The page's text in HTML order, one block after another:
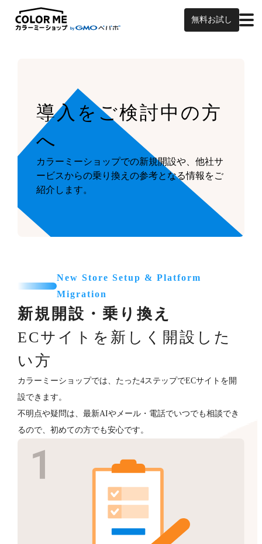
無料お試し
導入をご検討中の方
へ
カラーミーショップでの新規開設や、他社サ
ービスからの乗り換えの参考となる情報をご
紹介します。
New Store Setup & Platform
Migration
新規開設・乗り換え
ECサイトを新しく開設した
い方
カラーミーショップでは、たった4ステップでECサイトを開
設できます。
不明点や疑問は、最新AIやメール・電話でいつでも相談でき
るので、初めての方でも安心です。